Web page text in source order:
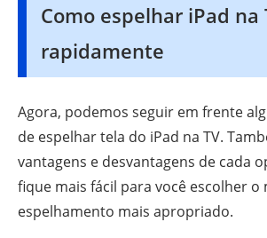
Como espelhar iPad na
rapidamente
Agora, podemos seguir em frente
de espelhar tela do iPad na TV.
vantagens e desvantagens de cada
fique mais fácil para você escolher o
espelhamento mais apropriado.